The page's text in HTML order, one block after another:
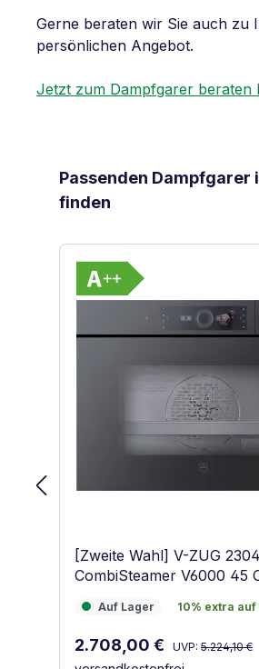
Gerne beraten wir Sie auch zu
persönlichen Angebot.
Jetzt zum Dampfgarer beraten
Produktgalerie überspringen
Passenden Dampfgarer
finden
[Zweite Wahl] V-ZUG
CombiSteamer V6000 45
Auf Lager
Auf Lager 10% extra auf
10% extra auf
Verkaufspreis:
2.708,00 € Regulärer Preis:
UVP: 5.224,10 €